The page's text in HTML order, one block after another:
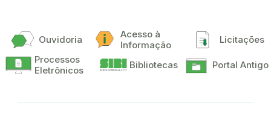
Ouvidoria
Acesso à
Informação
Licitações
Processos
Eletrônicos
Bibliotecas Portal Antigo